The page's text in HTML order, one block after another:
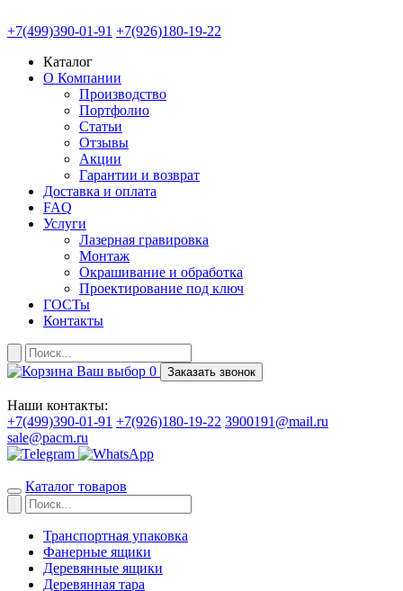
+7(499)390-01-91 +7(926)180-19-22
Каталог
О Компании
Производство
Портфолио
Статьи
Отзывы
Акции
Гарантии и возврат
Доставка и оплата
FAQ
Услуги
Лазерная гравировка
Монтаж
Окрашивание и обработка
Проектирование под ключ
ГОСТы
Контакты
Ваш выбор 0 Заказать звонок
Наши контакты:
+7(499)390-01-91 +7(926)180-19-22 3900191@mail.ru
sale@pacm.ru
Каталог товаров
Транспортная упаковка
Фанерные ящики
Деревянные ящики
Деревянная тара